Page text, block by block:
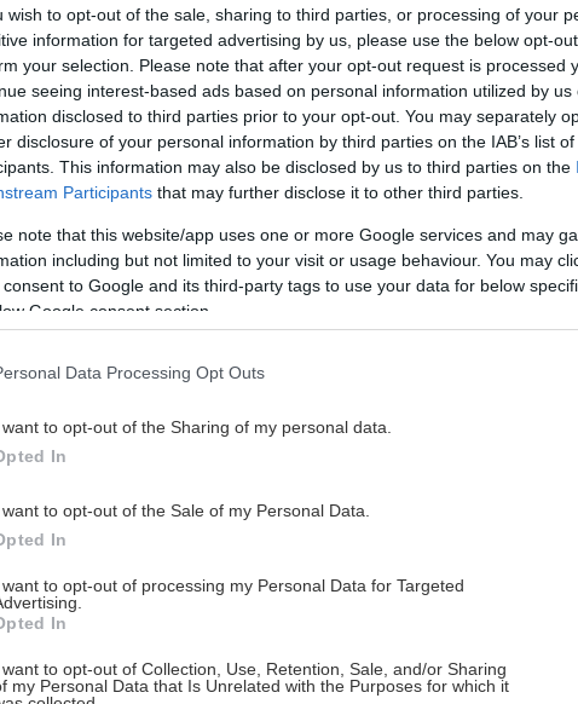
wish to opt-out of the sale, sharing to third parties, or processing of your
information for targeted advertising by us, please use the below opt-
your selection. Please note that after your opt-out request is processed
seeing interest-based ads based on personal information utilized by us
disclosed to third parties prior to your opt-out. You may separately
disclosure of your personal information by third parties on the IAB’s list
This information may also be disclosed by us to third parties on the
Participants that may further disclose it to other third parties.
note that this website/app uses one or more Google services and may
including but not limited to your visit or usage behaviour. You may
to Google and its third-party tags to use your data for below
Google consent section.
Data Processing Opt Outs
want to opt-out of the Sharing of my personal data.
In
want to opt-out of the Sale of my Personal Data.
In
want to opt-out of processing my Personal Data for Targeted
In
want to opt-out of Collection, Use, Retention, Sale, and/or Sharing
my Personal Data that Is Unrelated with the Purposes for which it